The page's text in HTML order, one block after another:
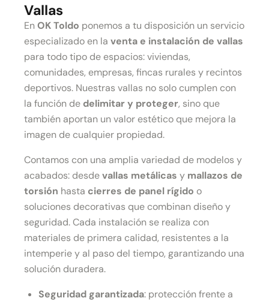
Vallas
EnOK Toldo ponemos a tu disposición un servicio
especializado en la venta e instalación de vallas
para todo tipo de espacios: viviendas,
comunidades, empresas, fincas rurales y recintos
deportivos. Nuestras vallas no solo cumplen con
la función de delimitar y proteger, sino que
también aportan un valor estético que mejora la
imagen de cualquier propiedad.
Contamos con una amplia variedad de modelos y
acabados: desdevallas metálicas y mallazos de
torsión hasta cierres de panel rígido o
soluciones decorativas que combinan diseño y
seguridad. Cada instalación se realiza con
materiales de primera calidad, resistentes a la
intemperie y al paso del tiempo, garantizando una
solución duradera.
Seguridad garantizada: protección frente a